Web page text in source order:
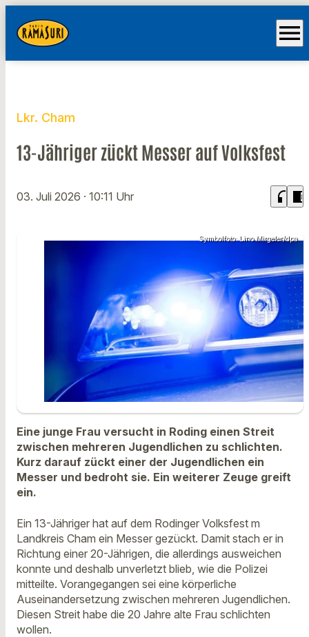
menu
Lkr. Cham
13-Jähriger zückt Messer auf Volksfest
03. Juli 2026 · 10:11 Uhr headphones chrome_reader_mode
Symbolfoto: Lino Mirgeler/dpa
Eine junge Frau versucht in Roding einen Streit
zwischen mehreren Jugendlichen zu schlichten.
Kurz darauf zückt einer der Jugendlichen ein
Messer und bedroht sie. Ein weiterer Zeuge greift
ein.
Ein 13-Jähriger hat auf dem Rodinger Volksfest m
Landkreis Cham ein Messer gezückt. Damit stach er in
Richtung einer 20-Jährigen, die allerdings ausweichen
konnte und deshalb unverletzt blieb, wie die Polizei
mitteilte. Vorangegangen sei eine körperliche
Auseinandersetzung zwischen mehreren Jugendlichen.
Diesen Streit habe die 20 Jahre alte Frau schlichten
wollen.